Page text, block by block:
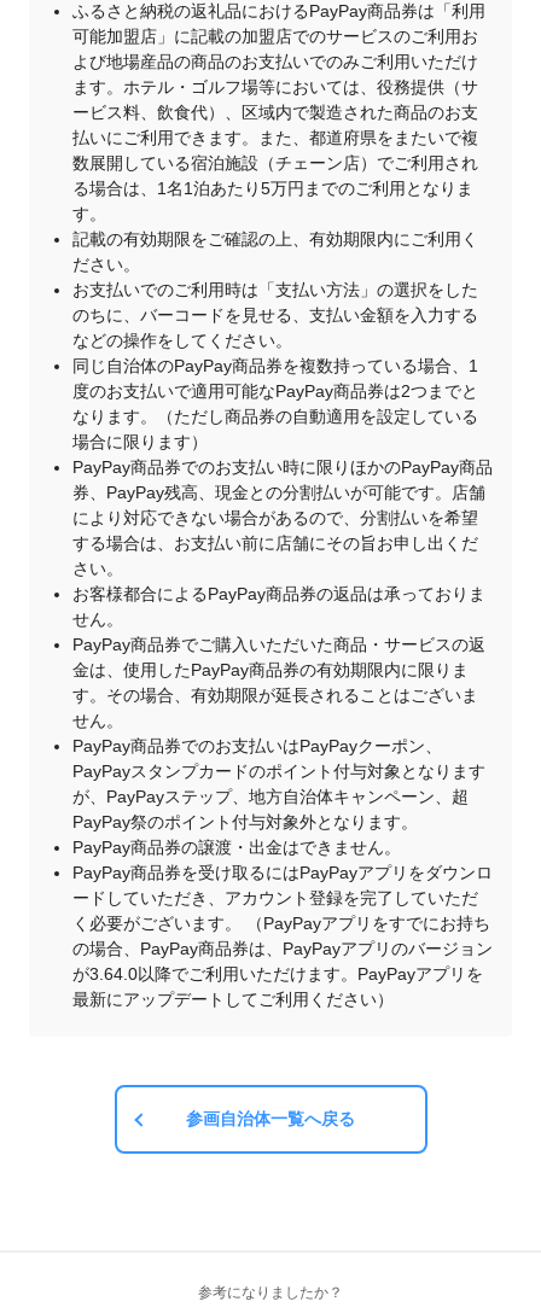
ふるさと納税の返礼品におけるPayPay商品券は「利用
可能加盟店」に記載の加盟店でのサービスのご利用お
よび地場産品の商品のお支払いでのみご利用いただけ
ます。ホテル・ゴルフ場等においては、役務提供（サ
ービス料、飲食代）、区域内で製造された商品のお支
払いにご利用できます。また、都道府県をまたいで複
数展開している宿泊施設（チェーン店）でご利用され
る場合は、1名1泊あたり5万円までのご利用となりま
す。
記載の有効期限をご確認の上、有効期限内にご利用く
ださい。
お支払いでのご利用時は「支払い方法」の選択をした
のちに、バーコードを見せる、支払い金額を入力する
などの操作をしてください。
同じ自治体のPayPay商品券を複数持っている場合、1
度のお支払いで適用可能なPayPay商品券は2つまでと
なります。（ただし商品券の自動適用を設定している
場合に限ります）
PayPay商品券でのお支払い時に限りほかのPayPay商品
券、PayPay残高、現金との分割払いが可能です。店舗
により対応できない場合があるので、分割払いを希望
する場合は、お支払い前に店舗にその旨お申し出くだ
さい。
お客様都合によるPayPay商品券の返品は承っておりま
せん。
PayPay商品券でご購入いただいた商品・サービスの返
金は、使用したPayPay商品券の有効期限内に限りま
す。その場合、有効期限が延長されることはございま
せん。
PayPay商品券でのお支払いはPayPayクーポン、
PayPayスタンプカードのポイント付与対象となります
が、PayPayステップ、地方自治体キャンペーン、超
PayPay祭のポイント付与対象外となります。
PayPay商品券の譲渡・出金はできません。
PayPay商品券を受け取るにはPayPayアプリをダウンロ
ードしていただき、アカウント登録を完了していただ
く必要がございます。 （PayPayアプリをすでにお持ち
の場合、PayPay商品券は、PayPayアプリのバージョン
が3.64.0以降でご利用いただけます。PayPayアプリを
最新にアップデートしてご利用ください）
参画自治体一覧へ戻る
参考になりましたか？